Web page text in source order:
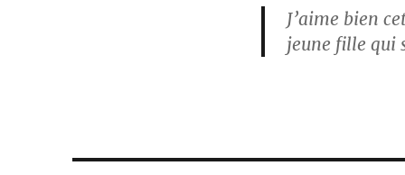
J’aime bien
jeune fille qui